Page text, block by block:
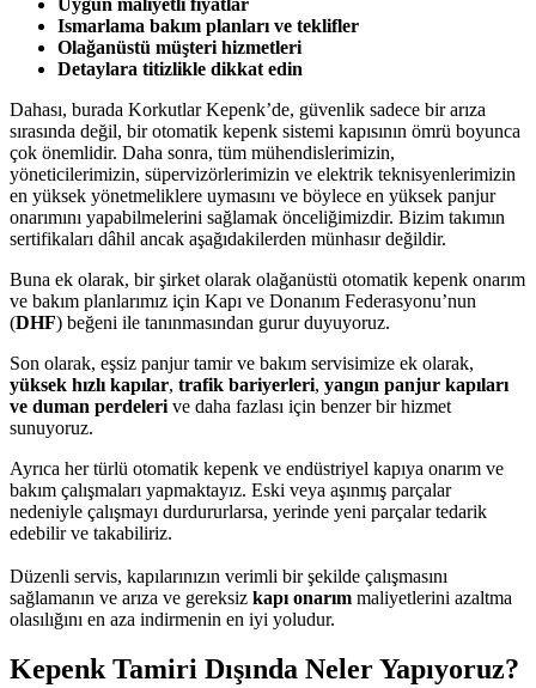
Ismarlama bakım planları ve teklifler
Olağanüstü müşteri hizmetleri
Detaylara titizlikle dikkat edin
Dahası, burada Korkutlar Kepenk’de, güvenlik sadece bir arıza
sırasında değil, bir otomatik kepenk sistemi kapısının ömrü boyunca
çok önemlidir. Daha sonra, tüm mühendislerimizin,
yöneticilerimizin, süpervizörlerimizin ve elektrik teknisyenlerimizin
en yüksek yönetmeliklere uymasını ve böylece en yüksek panjur
onarımını yapabilmelerini sağlamak önceliğimizdir. Bizim takımın
sertifikaları dâhil ancak aşağıdakilerden münhasır değildir.
Buna ek olarak, bir şirket olarak olağanüstü otomatik kepenk onarım
ve bakım planlarımız için Kapı ve Donanım Federasyonu’nun
(DHF) beğeni ile tanınmasından gurur duyuyoruz.
Son olarak, eşsiz panjur tamir ve bakım servisimize ek olarak,
yüksek hızlı kapılar, trafik bariyerleri, yangın panjur kapıları
ve duman perdeleri ve daha fazlası için benzer bir hizmet
sunuyoruz.
Ayrıca her türlü otomatik kepenk ve endüstriyel kapıya onarım ve
bakım çalışmaları yapmaktayız. Eski veya aşınmış parçalar
nedeniyle çalışmayı durdururlarsa, yerinde yeni parçalar tedarik
edebilir ve takabiliriz.
Düzenli servis, kapılarınızın verimli bir şekilde çalışmasını
sağlamanın ve arıza ve gereksiz kapı onarım maliyetlerini azaltma
olasılığını en aza indirmenin en iyi yoludur.
Kepenk Tamiri Dışında Neler Yapıyoruz?